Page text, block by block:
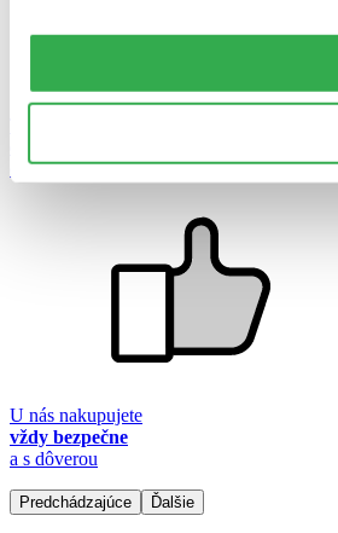
okamžite
U nás nakupujete
vždy bezpečne
a s dôverou
Predchádzajúce Ďalšie